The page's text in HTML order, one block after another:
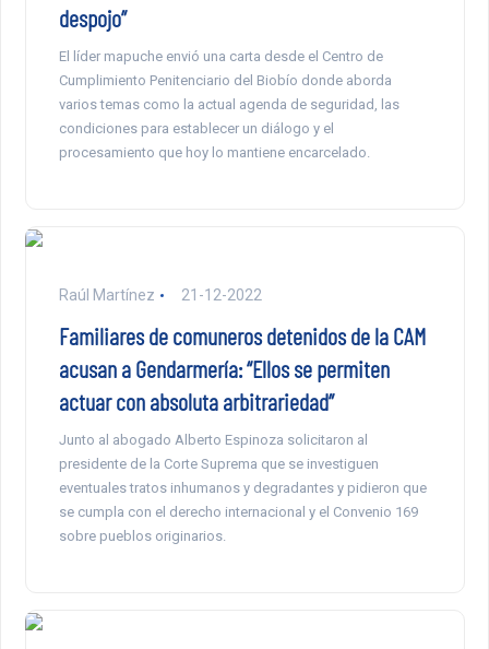
despojo”
El líder mapuche envió una carta desde el Centro de
Cumplimiento Penitenciario del Biobío donde aborda
varios temas como la actual agenda de seguridad, las
condiciones para establecer un diálogo y el
procesamiento que hoy lo mantiene encarcelado.
Raúl Martínez 21-12-2022
Familiares de comuneros detenidos de la CAM
acusan a Gendarmería: “Ellos se permiten
actuar con absoluta arbitrariedad”
Junto al abogado Alberto Espinoza solicitaron al
presidente de la Corte Suprema que se investiguen
eventuales tratos inhumanos y degradantes y pidieron que
se cumpla con el derecho internacional y el Convenio 169
sobre pueblos originarios.